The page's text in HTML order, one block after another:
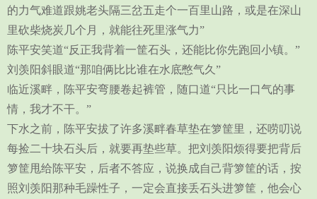
的力气难道跟姚老头隔三岔五走个一百里山路，或是在深山
里砍柴烧炭几个月，就能往死里涨气力”
陈平安笑道“反正我背着一筐石头，还能比你先跑回小镇。”
刘羡阳斜眼道“那咱俩比比谁在水底憋气久”
临近溪畔，陈平安弯腰卷起裤管，随口道“只比一口气的事
情，我才不干。”
下水之前，陈平安拔了许多溪畔春草垫在箩筐里，还唠叨说
每捡二十块石头后，就要再垫些草。把刘羡阳烦得要把背后
箩筐甩给陈平安，后者不答应，说换成自己背箩筐的话，按
照刘羡阳那种毛躁性子，一定会直接丢石头进箩筐，他会心